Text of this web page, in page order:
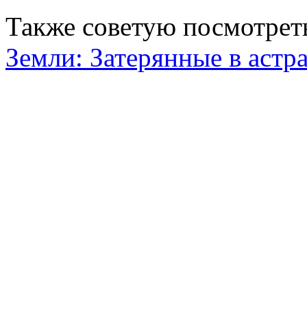
Также советую
Земли: Затерянные в